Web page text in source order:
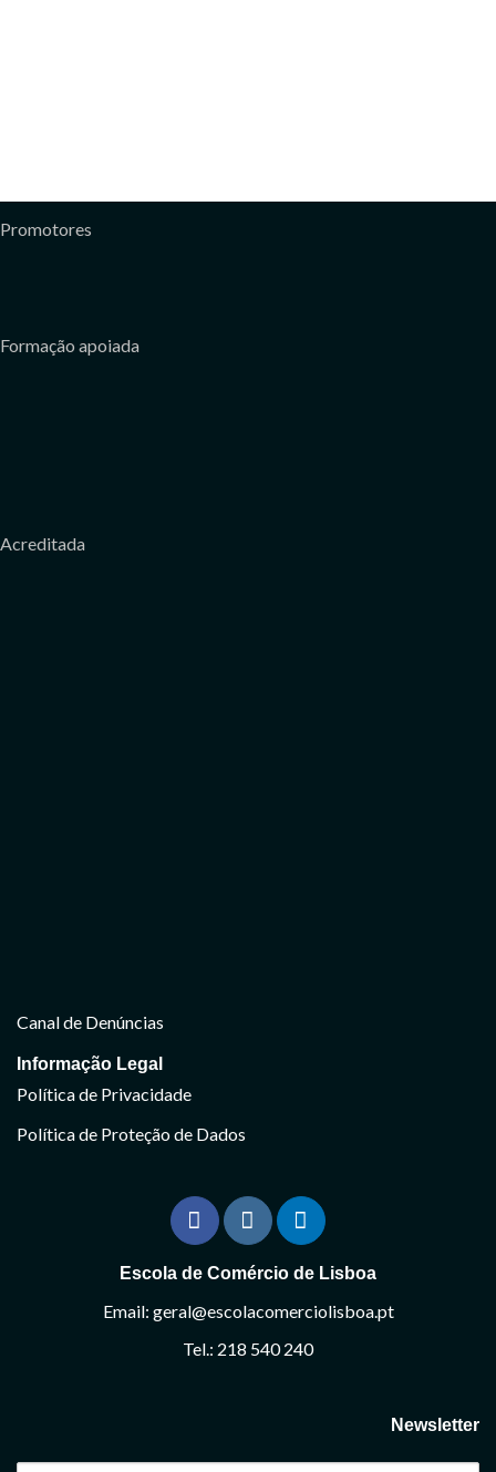
Promotores
Formação apoiada
Acreditada
Canal de Denúncias
Informação Legal
Política de Privacidade
Política de Proteção de Dados
Escola de Comércio de Lisboa
Email: geral@escolacomerciolisboa.pt
Tel.: 218 540 240
Newsletter